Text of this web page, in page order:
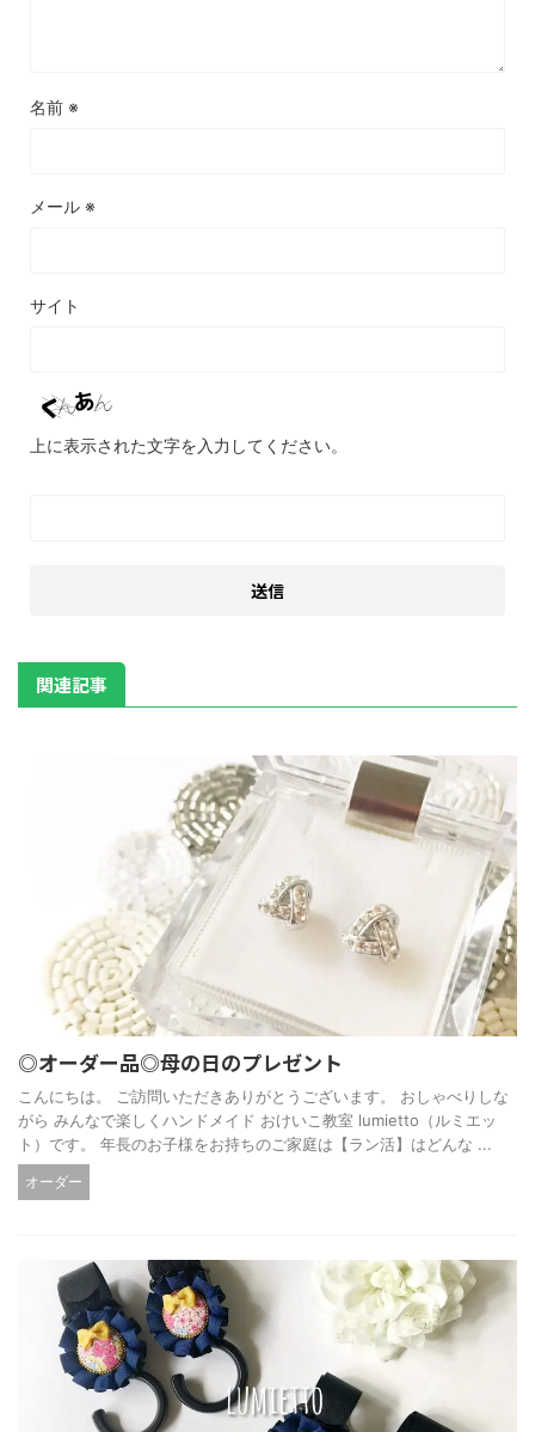
名前 ※
メール ※
サイト
上に表示された文字を入力してください。
関連記事
◎オーダー品◎母の日のプレゼント
こんにちは。 ご訪問いただきありがとうございます。 おしゃべりしな
がら みんなで楽しくハンドメイド おけいこ教室 lumietto（ルミエッ
ト）です。 年長のお子様をお持ちのご家庭は【ラン活】はどんな ...
オーダー